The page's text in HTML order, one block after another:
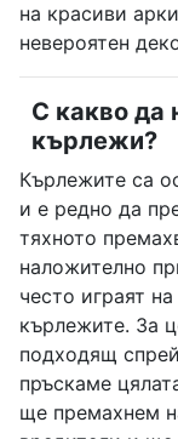
на красиви
невероятен
С какво да
кърлежи?
Кърлежите са
и е редно да
тяхното
наложително
често играят
кърлежите. За
подходящ
пръскаме
ще премахнем